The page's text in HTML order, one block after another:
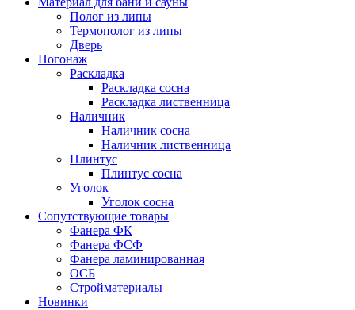
Полог из липы
Термополог из липы
Дверь
Погонаж
Раскладка
Раскладка сосна
Раскладка лиственница
Наличник
Наличник сосна
Наличник лиственница
Плинтус
Плинтус сосна
Уголок
Уголок сосна
Сопутствующие товары
Фанера ФК
Фанера ФСФ
Фанера ламинированная
ОСБ
Стройматериалы
Новинки